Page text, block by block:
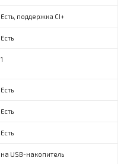
Есть, поддержка CI+
Есть
1
Есть
Есть
Есть
на USB-накопитель